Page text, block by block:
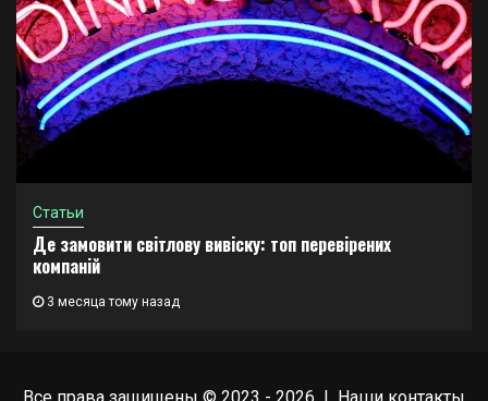
Статьи
Де замовити світлову вивіску: топ перевірених
компаній
3 месяца тому назад